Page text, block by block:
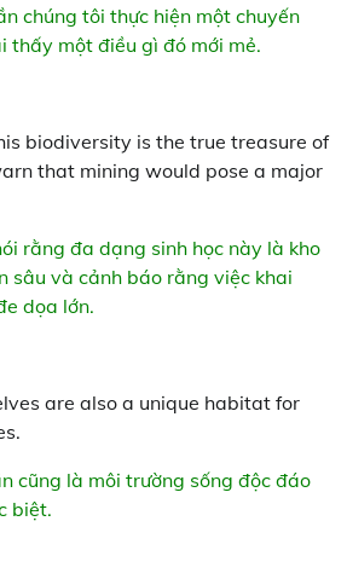
chúng tôi thực hiện một chuyến
thấy một điều gì đó mới mẻ.
biodiversity is the true treasure of
that mining would pose a major
rằng đa dạng sinh học này là kho
sâu và cảnh báo rằng việc khai
dọa lớn.
are also a unique habitat for
cũng là môi trường sống độc đáo
biệt.